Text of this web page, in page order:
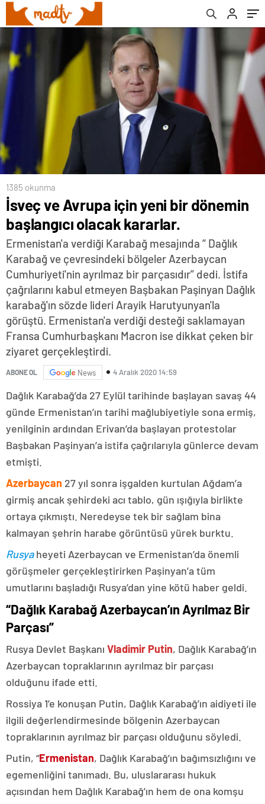
1385 okunma
İsveç ve Avrupa için yeni bir dönemin
başlangıcı olacak kararlar.
Ermenistan'a verdiği Karabağ mesajında “ Dağlık
Karabağ ve çevresindeki bölgeler Azerbaycan
Cumhuriyeti'nin ayrılmaz bir parçasıdır” dedi. İstifa
çağrılarını kabul etmeyen Başbakan Paşinyan Dağlık
karabağ'ın sözde lideri Arayik Harutyunyan'la
görüştü. Ermenistan'a verdiği desteği saklamayan
Fransa Cumhurbaşkanı Macron ise dikkat çeken bir
ziyaret gerçekleştirdi.
ABONE OL News 4 Aralık 2020 14:59
Dağlık Karabağ’da 27 Eylül tarihinde başlayan savaş 44
günde Ermenistan’ın tarihi mağlubiyetiyle sona ermiş,
yenilginin ardından Erivan’da başlayan protestolar
Başbakan Paşinyan’a istifa çağrılarıyla günlerce devam
etmişti.
Azerbaycan 27 yıl sonra işgalden kurtulan Ağdam’a
girmiş ancak şehirdeki acı tablo, gün ışığıyla birlikte
ortaya çıkmıştı. Neredeyse tek bir sağlam bina
kalmayan şehrin harabe görüntüsü yürek burktu.
Rusyaheyeti Azerbaycan ve Ermenistan’da önemli
görüşmeler gerçekleştirirken Paşinyan’a tüm
umutlarını başladığı Rusya’dan yine kötü haber geldi.
“Dağlık Karabağ Azerbaycan’ın Ayrılmaz Bir
Parçası”
Rusya Devlet Başkanı Vladimir Putin, Dağlık Karabağ’ın
Azerbaycan topraklarının ayrılmaz bir parçası
olduğunu ifade etti.
Rossiya 1’e konuşan Putin, Dağlık Karabağ’ın aidiyeti ile
ilgili değerlendirmesinde bölgenin Azerbaycan
topraklarının ayrılmaz bir parçası olduğunu söyledi.
Putin, “Ermenistan, Dağlık Karabağ’ın bağımsızlığını ve
egemenliğini tanımadı. Bu, uluslararası hukuk
açısından hem Dağlık Karabağ’ın hem de ona komşu